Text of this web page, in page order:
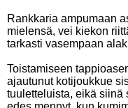
Rankkaria ampumaan
mielensä, vei kiekon
tarkasti vasempaan
Toistamiseen
ajautunut kotijoukkue
tuuletteluista, eikä siinä